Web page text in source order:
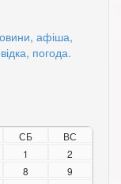
афіша,
погода.
СБ
ВС
1
2
8
9